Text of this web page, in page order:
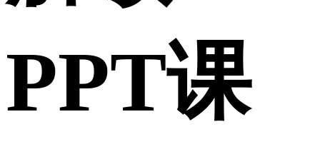
PPT课